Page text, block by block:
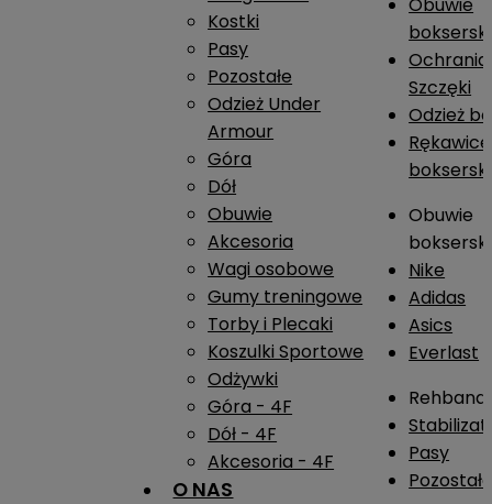
Kostki
Pasy
Pozostałe
Odzież Under
Armour
Góra
Dół
Obuwie
Akcesoria
Wagi osobowe
Gumy treningowe
Torby i Plecaki
Koszulki Sportowe
Odżywki
Góra - 4F
Dół - 4F
Akcesoria - 4F
O NAS
Szczęki
Odzież
Rękawice
Obuwie
Nike
Adidas
Asics
Everlast
Rehband
Pasy